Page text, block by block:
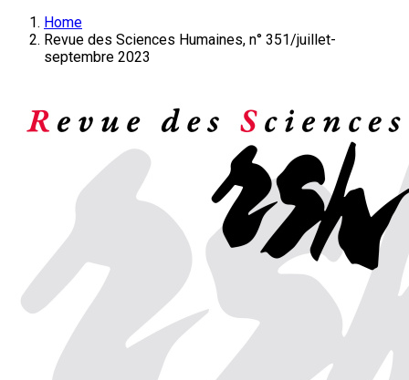
Home
Revue des Sciences Humaines, n° 351/juillet-
septembre 2023